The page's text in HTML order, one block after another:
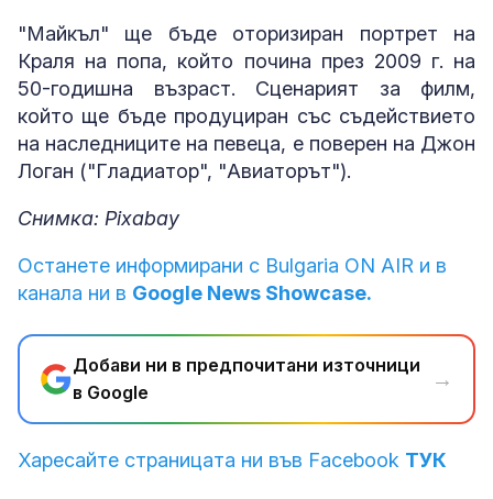
"Майкъл" ще бъде оторизиран портрет на
Краля на попа, който почина през 2009 г. на
50-годишна възраст. Сценарият за филм,
който ще бъде продуциран със съдействието
на наследниците на певеца, е поверен на Джон
Логан ("Гладиатор", "Авиаторът").
Снимка: Pixabay
Останете информирани с Bulgaria ON AIR и в
канала ни в Google News Showcase.
Добави ни в предпочитани източници
в Google
→
Харесайте страницата ни във Facebook ТУК